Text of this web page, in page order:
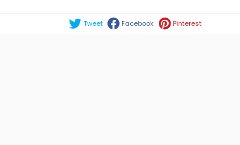
Tweet Facebook Pinterest